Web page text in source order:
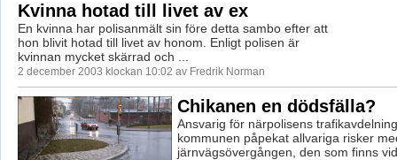
Kvinna hotad till livet av ex
En kvinna har polisanmält sin före detta sambo efter att
hon blivit hotad till livet av honom. Enligt polisen är
kvinnan mycket skärrad och ...
2 december 2003 klockan 10:02 av Fredrik Norman
Chikanen en dödsfälla?
Ansvarig för närpolisens
kommunen påpekat allvariga risker
järnvägsövergången, den som finns